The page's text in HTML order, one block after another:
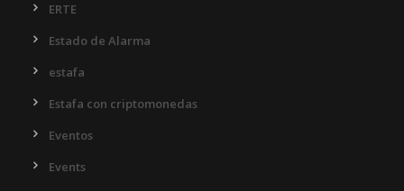
ERTE
Estado de Alarma
estafa
Estafa con criptomonedas
Eventos
Events